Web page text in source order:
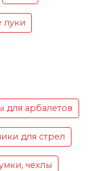
луки
для арбалетов
для стрел
чехлы